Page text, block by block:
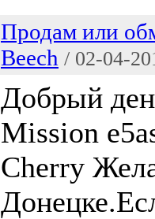
Продам или
Beech / 02-04-
Добрый
Mission
Cherry